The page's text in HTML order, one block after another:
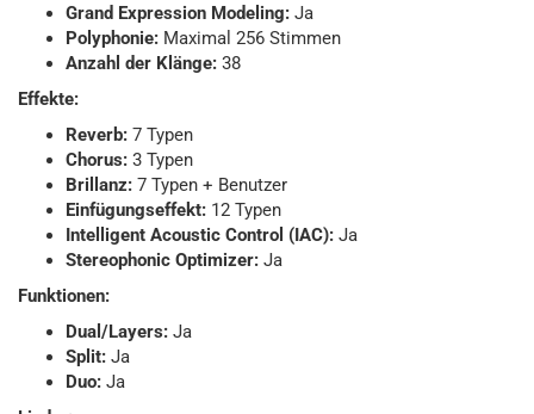
Grand Expression Modeling: Ja
Polyphonie: Maximal 256 Stimmen
Anzahl der Klänge: 38
Effekte:
Reverb: 7 Typen
Chorus: 3 Typen
Brillanz: 7 Typen + Benutzer
Einfügungseffekt: 12 Typen
Intelligent Acoustic Control (IAC): Ja
Stereophonic Optimizer: Ja
Funktionen:
Dual/Layers: Ja
Split: Ja
Duo: Ja